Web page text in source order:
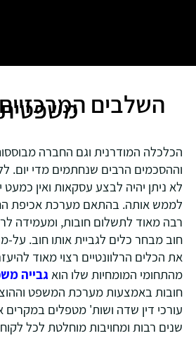
השלבים משפטית
הכלכלה המודרנית וגם החברה
וההסכמים הרבים שנחתמים מדי יום.
לא ניתן יהיה לבצע עסקאות ואין כמעט
לממש אותה. בהתאם מערכת אכיפת
רבה מאוד לתשלום חובות, ומעמידה
חוב מבחר כלים לגביית אותו חוב. על-
את הכלים הרלוונטיים רצוי מאוד
מהתחומי המומחיות שלו הוא גבייה
חובות באמצעות מערכת המשפט
עורכי דין שדה ושות' מטפלים במקרים
שנים רבות ומחויבות מוחלטת לכל